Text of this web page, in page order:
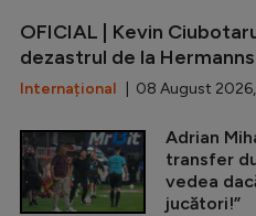
OFICIAL | Kevin
dezastrul de la
Internațional | 08 August
Adrian
transfer
vedea
jucători!”